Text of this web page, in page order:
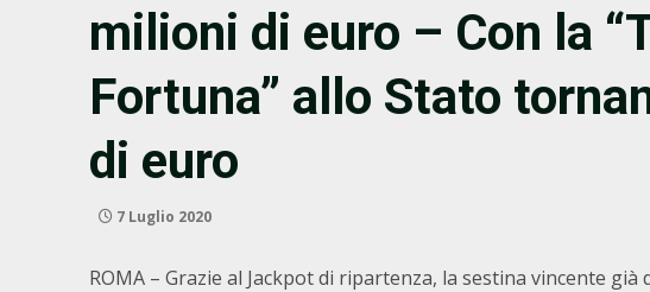
milioni di euro – Con la
Fortuna” allo Stato
di euro
7 Luglio 2020
ROMA – Grazie al Jackpot di ripartenza, la sestina vincente